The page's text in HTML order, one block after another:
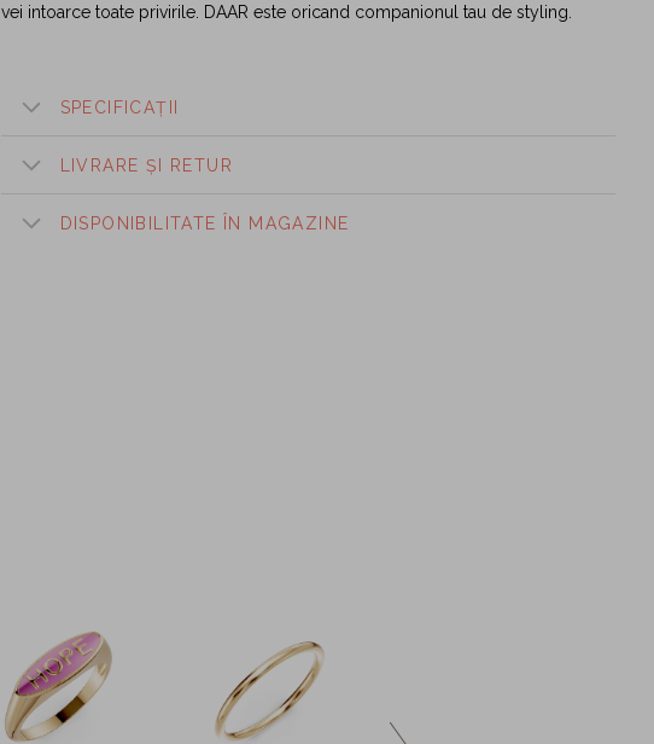
vei intoarce toate privirile. DAAR este oricand companionul tau de styling.
SPECIFICAȚII
LIVRARE ȘI RETUR
DISPONIBILITATE ÎN MAGAZINE